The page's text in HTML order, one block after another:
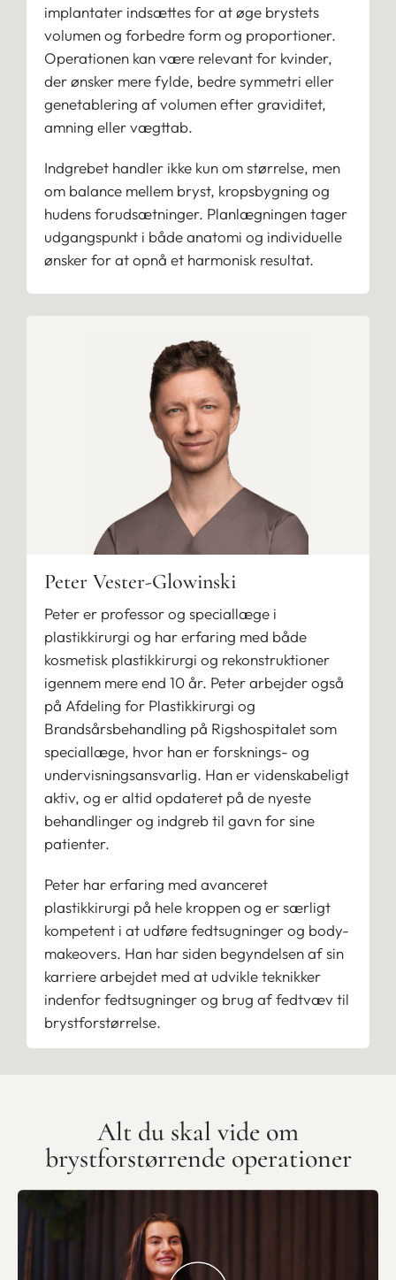
Peter Vester-Glowinski
Peter er professor og speciallæge i
plastikkirurgi og har erfaring med både
kosmetisk plastikkirurgi og rekonstruktioner
igennem mere end 10 år. Peter arbejder også
på Afdeling for Plastikkirurgi og
Brandsårsbehandling på Rigshospitalet som
speciallæge, hvor han er forsknings- og
undervisningsansvarlig. Han er videnskabeligt
aktiv, og er altid opdateret på de nyeste
behandlinger og indgreb til gavn for sine
patienter.
Peter har erfaring med avanceret
plastikkirurgi på hele kroppen og er særligt
kompetent i at udføre fedtsugninger og body-
makeovers. Han har siden begyndelsen af sin
karriere arbejdet med at udvikle teknikker
indenfor fedtsugninger og brug af fedtvæv til
brystforstørrelse.
implantater indsættes for at øge brystets
volumen og forbedre form og proportioner.
Operationen kan være relevant for kvinder,
der ønsker mere fylde, bedre symmetri eller
genetablering af volumen efter graviditet,
amning eller vægttab.
Indgrebet handler ikke kun om størrelse, men
om balance mellem bryst, kropsbygning og
hudens forudsætninger. Planlægningen tager
udgangspunkt i både anatomi og individuelle
ønsker for at opnå et harmonisk resultat.
Alt du skal vide om
brystforstørrende operationer